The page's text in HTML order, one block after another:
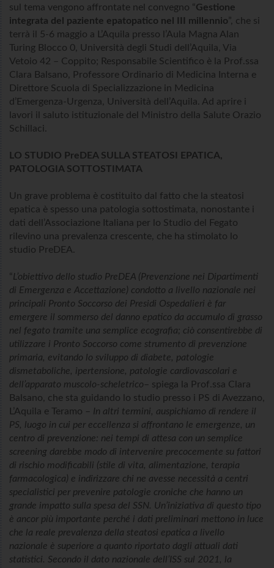
sul tema vengono affrontate nel convegno “ Gestione
integrata del paziente epatopatico nel III millennio”, che si
terrà il 5-6 maggio a L’Aquila presso l’Aula Magna Alan
Turing Blocco 0, Università degli Studi dell’Aquila, Via
Vetoio 42 – Coppito; Responsabile Scientifico è la Prof.ssa
Clara Balsano, Professore Ordinario di Medicina Interna e
Direttore Scuola di Specializzazione in Medicina
d’Emergenza-Urgenza, Università dell’Aquila. Ad aprire i
lavori il saluto istituzionale del Ministro della Salute Orazio
Schillaci.
LO STUDIO PreDEA SULLA STEATOSI EPATICA,
PATOLOGIA SOTTOSTIMATA
Un grave problema è costituito dal fatto che la steatosi
epatica è spesso una patologia sottostimata, nonostante i
dati dell’Associazione Italiana per lo Studio del Fegato
rilevino una prevalenza crescente, che ha stimolato lo
studio PreDEA.
“ L’obiettivo dello studio PreDEA (Prevenzione nei Dipartimenti
di Emergenza e Accettazione) condotto a livello nazionale nei
principali Pronto Soccorso dei Presidi Ospedalieri è far
emergere il sommerso del danno epatico da accumulo di grasso
nel fegato tramite una semplice ecografia; ciò consentirebbe di
utilizzare i Pronto Soccorso come strumento di prevenzione
primaria, evitando lo sviluppo di diabete, patologie
dismetaboliche, ipertensione, patologie cardiovascolari e
dell’apparato muscolo-scheletrico– spiega la Prof.ssa Clara
Balsano, che sta guidando lo studio presso i PS di Avezzano,
L’Aquila e Teramo – In altri termini, auspichiamo di rendere il
PS, luogo in cui per eccellenza si affrontano le emergenze, un
centro di prevenzione: nei tempi di attesa con un semplice
screening darebbe modo di intervenire precocemente su fattori
di rischio modificabili (stile di vita, alimentazione, terapia
farmacologica) e indirizzare chi ne avesse necessità a centri
specialistici per prevenire patologie croniche che hanno un
grande impatto sulla spesa del SSN. Un’iniziativa di questo tipo
è ancor più importante perché i dati preliminari mettono in luce
che la reale prevalenza della steatosi epatica a livello
nazionale è superiore a quanto riportato dagli attuali dati
statistici. Secondo il dato nazionale dell’ISS sul 2021, la